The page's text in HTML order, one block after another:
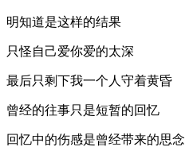
明知道是这样的结果
只怪自己爱你爱的太深
最后只剩下我一个人守着黄昏
曾经的往事只是短暂的回忆
回忆中的伤感是曾经带来的思念